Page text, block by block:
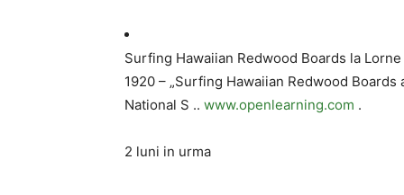
Surfing Hawaiian Redwood Boards la
1920 – „Surfing Hawaiian Redwood
National S .. www.openlearning.com .
2 luni in urma